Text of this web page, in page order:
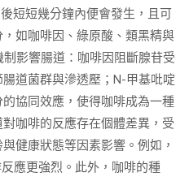
短短幾分鐘內便會發生，且可
如咖啡因、綠原酸、類黑精與
影響腸道：咖啡因阻斷腺苷受
道菌群與滲透壓；N-甲基吡啶
協同效應，使得咖啡成為一種
咖啡的反應存在個體差異，受
健康狀態等因素影響。例如，
應更強烈。此外，咖啡的種